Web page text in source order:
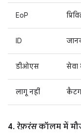
EoP
ID
डीओएस सेवा
लागू नहीं
4. रेफ़रंसकॉलम में